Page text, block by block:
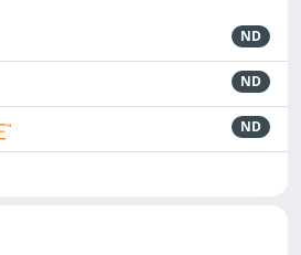
ND
ND
ND